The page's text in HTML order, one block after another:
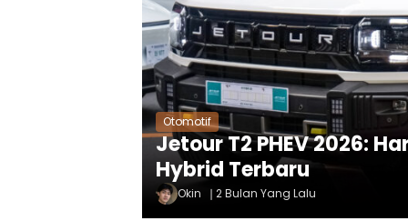
Otomotif
Jetour T2 PHEV 2026:
Hybrid Terbaru
Okin 2 Bulan Yang Lalu